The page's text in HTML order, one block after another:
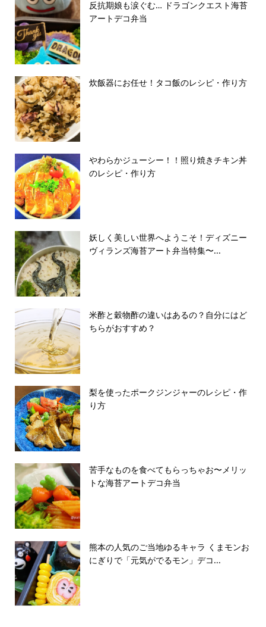
反抗期娘も涙ぐむ… ドラゴンクエスト海苔
アートデコ弁当
炊飯器にお任せ！タコ飯のレシピ・作り方
やわらかジューシー！！照り焼きチキン丼
のレシピ・作り方
妖しく美しい世界へようこそ！ディズニー
ヴィランズ海苔アート弁当特集〜...
米酢と穀物酢の違いはあるの？自分にはど
ちらがおすすめ？
梨を使ったポークジンジャーのレシピ・作
り方
苦手なものを食べてもらっちゃお〜メリッ
トな海苔アートデコ弁当
熊本の人気のご当地ゆるキャラ くまモンお
にぎりで「元気がでるモン」デコ...